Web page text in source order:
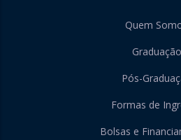
Quem
Graduação
Pós-
Formas de
Bolsas e